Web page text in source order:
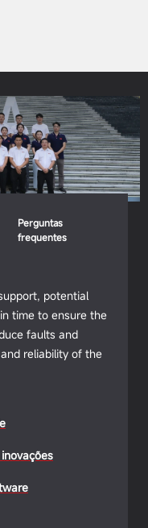
Perguntas
frequentes
potential
time to ensure the
faults and
reliability of the